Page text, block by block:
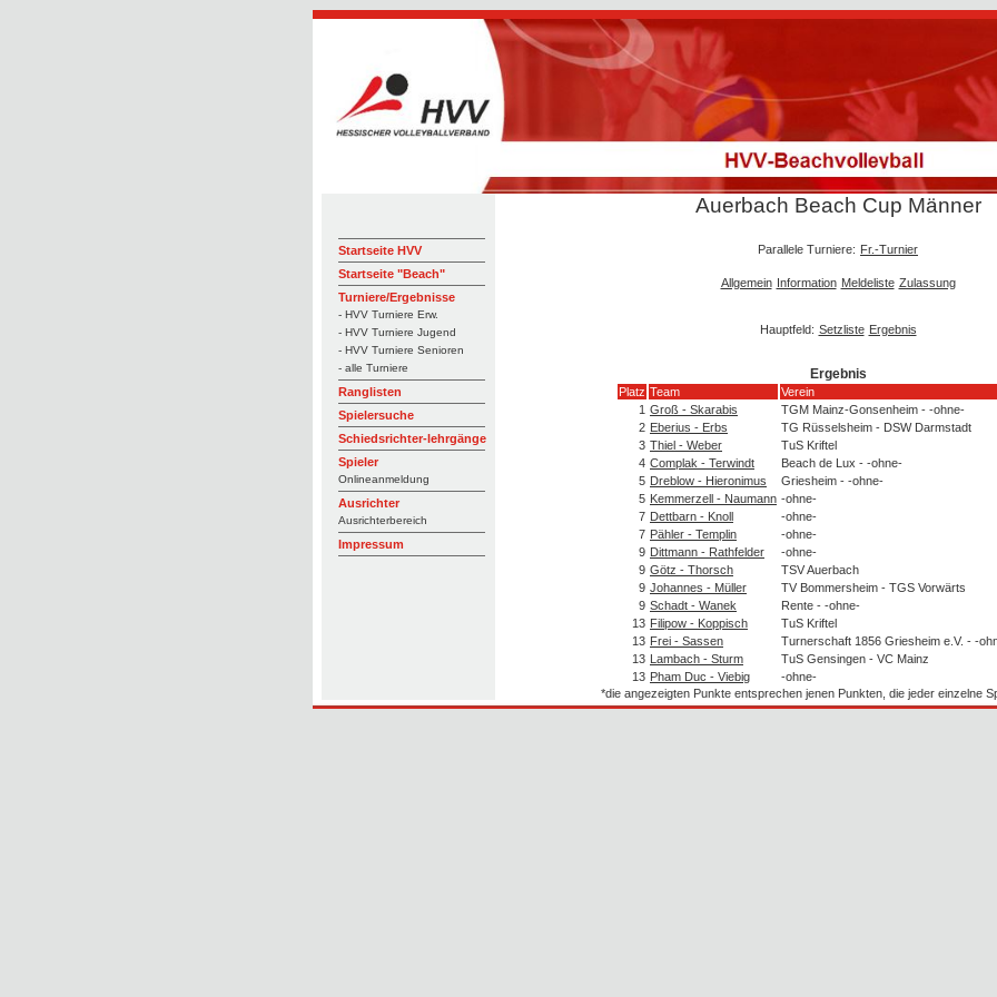
Startseite HVV
Startseite "Beach"
Turniere/Ergebnisse
- HVV Turniere Erw.
- HVV Turniere Jugend
- HVV Turniere Senioren
- alle Turniere
Ranglisten
Spielersuche
Schiedsrichter-lehrgänge
Spieler
Onlineanmeldung
Ausrichter
Ausrichterbereich
Impressum
Auerbach Beach Cup Männer
Parallele Turniere: Fr.-Turnier
Allgemein Information Meldeliste Zulassung
Hauptfeld: Setzliste Ergebnis
Ergebnis
Platz Team Verein
1 Groß - Skarabis TGM Mainz-Gonsenheim - -ohne-
2 Eberius - Erbs TG Rüsselsheim - DSW Darmstadt
3 Thiel - Weber TuS Kriftel
4 Complak - Terwindt Beach de Lux - -ohne-
5 Dreblow - Hieronimus Griesheim - -ohne-
5 Kemmerzell - Naumann -ohne-
7 Dettbarn - Knoll -ohne-
7 Pähler - Templin -ohne-
9 Dittmann - Rathfelder -ohne-
9 Götz - Thorsch TSV Auerbach
9 Johannes - Müller TV Bommersheim - TGS Vorwärts
9 Schadt - Wanek Rente - -ohne-
13 Filipow - Koppisch TuS Kriftel
13 Frei - Sassen Turnerschaft 1856 Griesheim e.V. - -
13 Lambach - Sturm TuS Gensingen - VC Mainz
13 Pham Duc - Viebig -ohne-
*die angezeigten Punkte entsprechen jenen Punkten, die jeder einzelne